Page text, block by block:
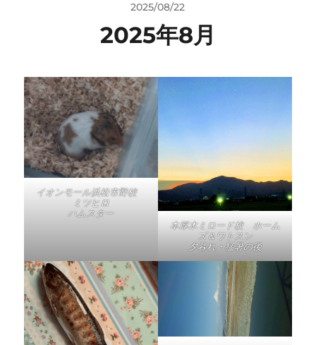
2025/08/22
2025年8月
イオンモール浜松市野校
ミツヒロ
ハムスター
本厚木ミロード校 ホーム
ズ＆ワトスン
夕暮れ・猛暑の後